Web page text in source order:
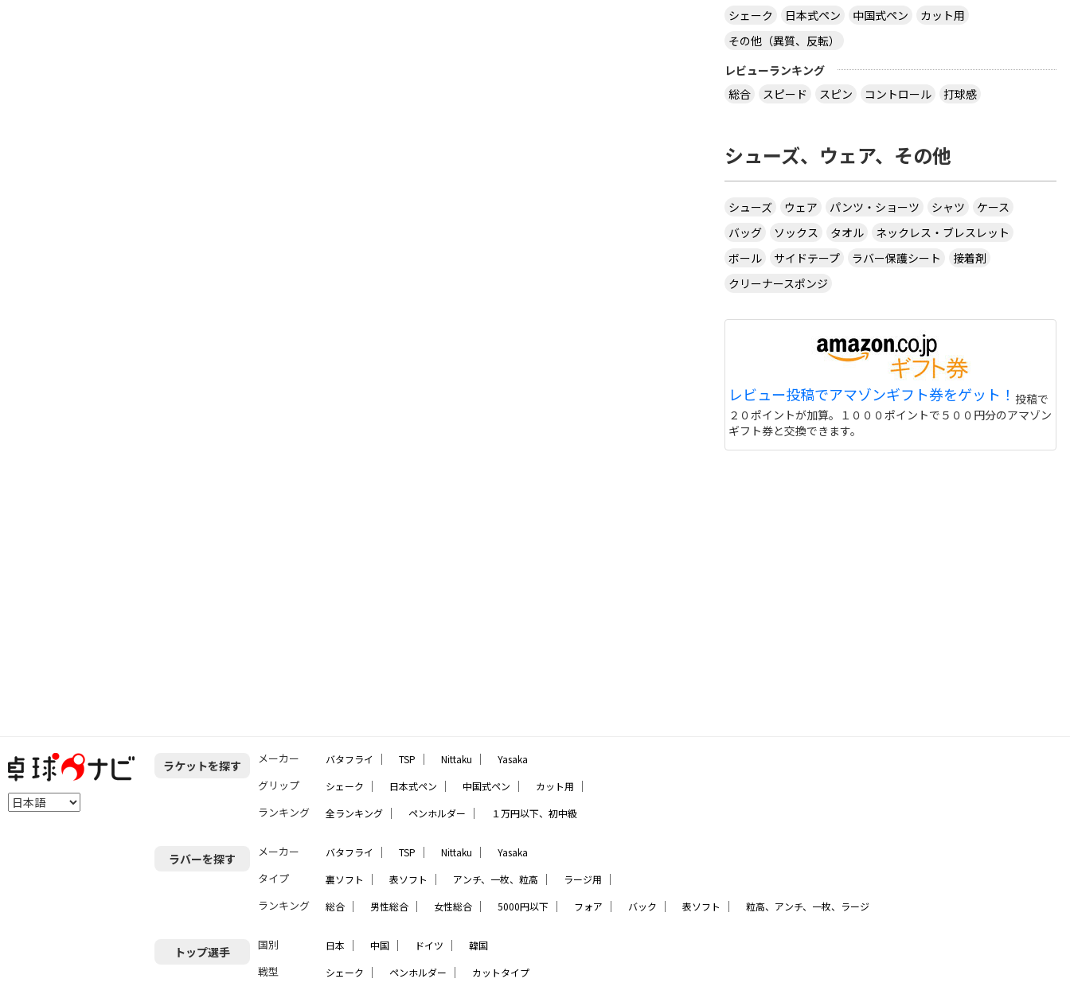
シェーク
日本式ペン 中国式ペン
カット用
その他（異質、反転）
レビューランキング
総合
スピード スピン コントロール 打球感
シューズ、ウェア、その他
シューズ ウェア パンツ・ショーツ シャツ
ケース
バッグ
ソックス タオル
ネックレス・ブレスレット
ボール
サイドテープ ラバー保護シート
接着剤
クリーナースポンジ
レビュー投稿でアマゾンギフト券をゲット！ 投稿で
２０ポイントが加算。１０００ポイントで５００円分のアマゾン
ギフト券と交換できます。
ラケットを探す メーカー バタフライ ｜ TSP ｜ Nittaku ｜ Yasaka
グリップ シェーク ｜ 日本式ペン ｜ 中国式ペン ｜ カット用 ｜
ランキング 全ランキング ｜ ペンホルダー ｜ １万円以下、初中級
ラバーを探す メーカー バタフライ ｜ TSP ｜ Nittaku ｜ Yasaka
タイプ 裏ソフト ｜ 表ソフト ｜ アンチ、一枚、粒高 ｜ ラージ用 ｜
ランキング 総合 ｜ 男性総合 ｜ 女性総合 ｜ 5000円以下 ｜ フォア ｜ バック ｜ 表ソフト ｜ 粒高、アンチ、一枚、ラージ
トップ選手 国別 日本 ｜ 中国 ｜ ドイツ ｜ 韓国
戦型 シェーク ｜ ペンホルダー ｜ カットタイプ